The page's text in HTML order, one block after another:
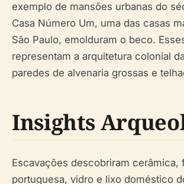
exemplo de mansões urbanas do
Casa Número Um, uma das casas
São Paulo, emolduram o beco.
representam a arquitetura colonial
paredes de alvenaria grossas e
Insights
Escavações descobriram cerâmica,
portuguesa, vidro e lixo doméstico